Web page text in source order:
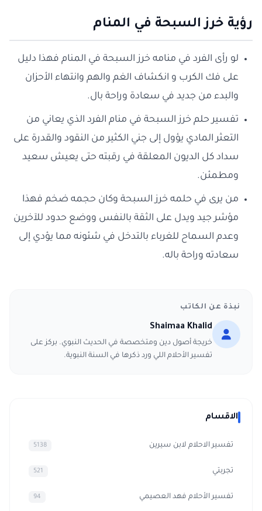
رؤية خرز السبحة في المنام
لو رأى الفرد في منامه خرز السبحة في المنام فهذا دليل
على فك الكرب و انكشاف الغم والهم وانتهاء الأحزان
والبدء من جديد في سعادة وراحة بال.
تفسير حلم خرز السبحة في منام الفرد الذي يعاني من
التعثر المادي يؤول إلى جني الكثير من النقود والقدرة على
سداد كل الديون المعلقة في رقبته حتى يعيش سعيد
ومطمئن.
من يرى في حلمه خرز السبحة وكان حجمه ضخم فهذا
مؤشر جيد ويدل على الثقة بالنفس ووضع حدود للآخرين
وعدم السماح للغرباء بالتدخل في شئونه مما يؤدي إلى
سعادته وراحة باله.
نبذة عن الكاتب
Shaimaa Khalid
خريجة أصول دين ومتخصصة في الحديث النبوي. بركز على
تفسير الأحلام اللي ورد ذكرها في السنة النبوية.
الاقسام
تفسير الاحلام لابن سيرين 5138
تجربتي 521
تفسير الأحلام فهد العصيمي 94